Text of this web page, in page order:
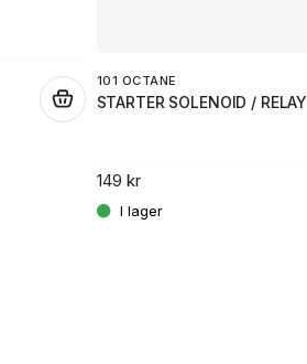
101 OCTANE
STARTER SOLENOID / RELAY
149 kr